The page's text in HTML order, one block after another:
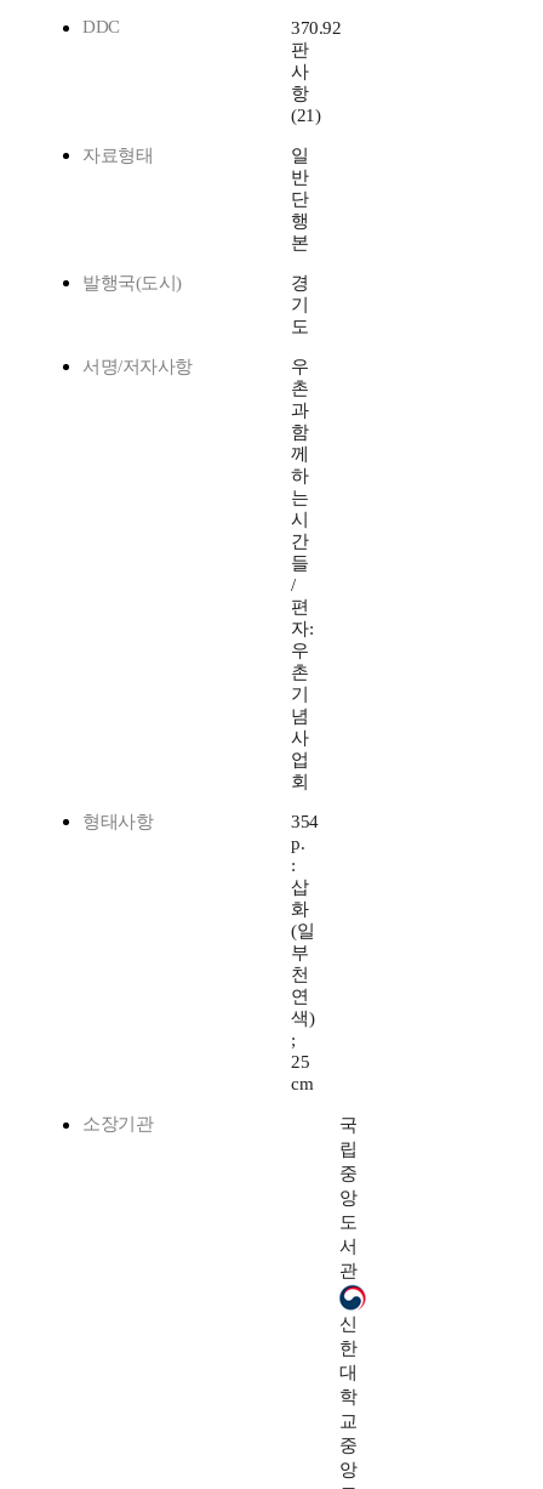
DDC
370.92
판
사
항
(21)
자료형태
일
반
단
행
본
발행국(도시)
경
기
도
서명/저자사항
우
촌
과
함
께
하
는
시
간
들
/
편
자:
우
촌
기
념
사
업
회
형태사항
354
p.
:
삽
화
(일
부
천
연
색)
;
25
cm
소장기관
국
립
중
앙
도
서
관
신
한
대
학
교
중
앙